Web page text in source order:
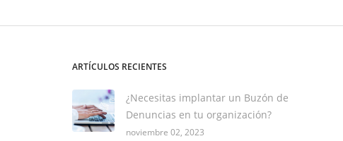
ARTÍCULOS RECIENTES
¿Necesitas implantar un Buzón de
Denuncias en tu organización?
noviembre 02, 2023